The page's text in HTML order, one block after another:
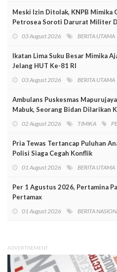
Meski Izin Ditolak, KNPB Mimika
Petrosea Soroti Darurat Militer
03 August 2026 BERITA UTAMA
Ikatan Lima Suku Besar Mimika
Jelang HUT Ke-81 RI
03 August 2026 BERITA UTAMA
Ambulans Puskesmas
Mabuk, Seorang Bidan Dilarikan
02 August 2026 TIMIKA
Pria Tewas Tertancap Puluhan
Polisi Siaga Cegah Konflik
01 August 2026 BERITA UTAMA
Per 1 Agustus 2026, Pertamina
Pertamax
01 August 2026 BERITA
ADVERTISEMENT